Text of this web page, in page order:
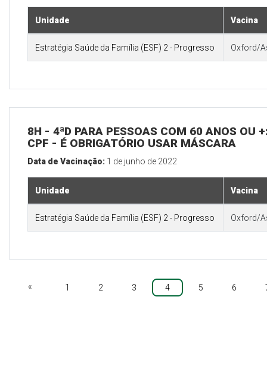
Unidade Vacina
Estratégia Saúde da Família (ESF) 2 - Progresso Oxford/
8H - 4ªD PARA PESSOAS COM 60 ANOS OU
CPF - É OBRIGATÓRIO USAR MÁSCARA
Data de Vacinação: 1 de junho de 2022
Unidade Vacina
Estratégia Saúde da Família (ESF) 2 - Progresso Oxford/
« 1 2 3 4 5 6